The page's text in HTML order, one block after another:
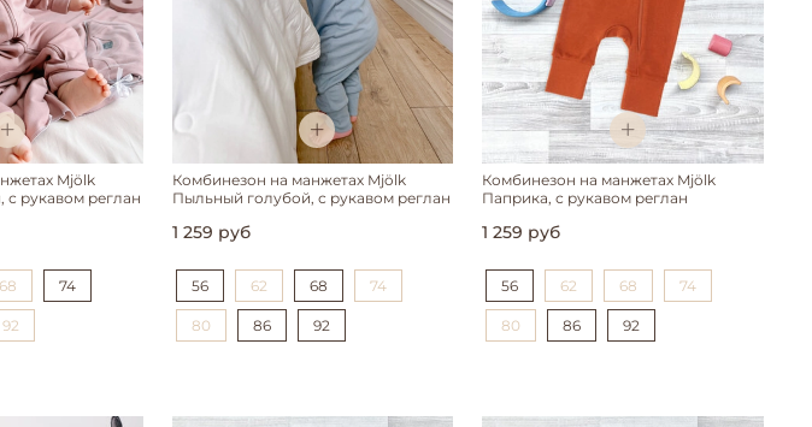
Mjölk
рукавом реглан
68 74
92
Комбинезон на манжетах Mjölk
Пыльный голубой, с рукавом реглан
1 259 руб
56 62 68 74
80 86 92
Комбинезон на манжетах Mjölk
Паприка, с рукавом реглан
1 259 руб
56 62 68 74
80 86 92